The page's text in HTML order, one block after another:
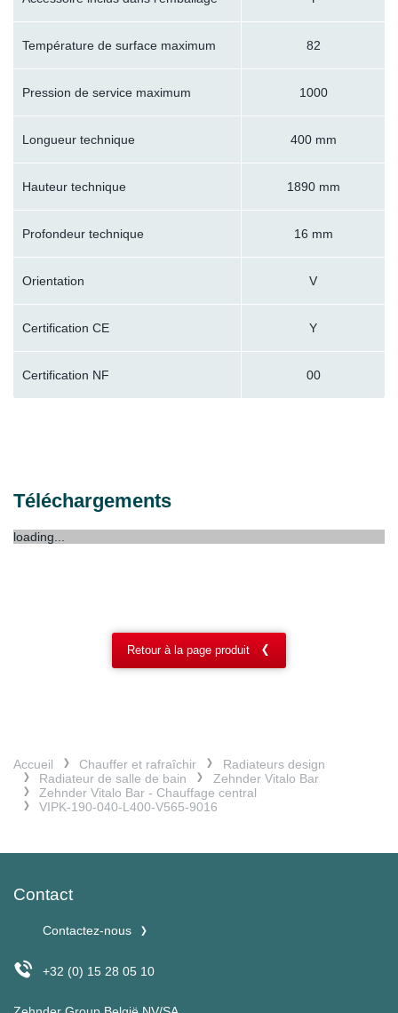
Température de surface maximum 82
Pression de service maximum 1000
Longueur technique 400 mm
Hauteur technique 1890 mm
Profondeur technique 16 mm
Orientation V
Certification CE Y
Certification NF 00
Téléchargements
loading...
Retour à la page produit
Accueil Chauffer et rafraîchir
Radiateurs design
Radiateur de salle de bain
Zehnder Vitalo Bar
Zehnder Vitalo Bar - Chauffage central
VIPK-190-040-L400-V565-9016
Contact
Contactez-nous
+32 (0) 15 28 05 10